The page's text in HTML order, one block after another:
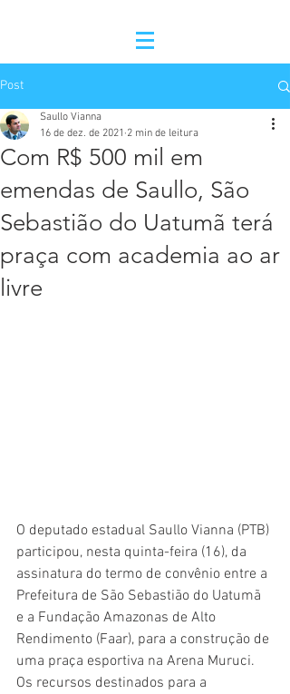
Post
Com R$ 500 mil em
emendas de Saullo, São
Sebastião do Uatumã terá
praça com academia ao ar
livre
Saullo Vianna
16 de dez. de 2021 2 min de leitura
O deputado estadual Saullo Vianna (PTB)
participou, nesta quinta-feira (16), da
assinatura do termo de convênio entre a
Prefeitura de São Sebastião do Uatumã
e a Fundação Amazonas de Alto
Rendimento (Faar), para a construção de
uma praça esportiva na Arena Muruci.
Os recursos destinados para a